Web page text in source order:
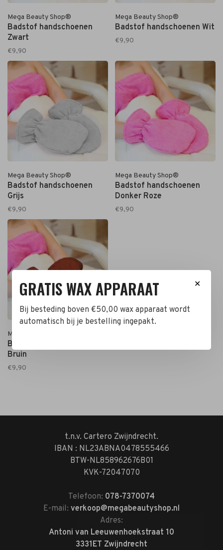
Mega Beauty Shop®
Badstof handschoenen
Zwart
€9,90
Mega Beauty Shop®
Badstof handschoenen Wit
€9,90
Mega Beauty Shop®
Badstof handschoenen
Grijs
€9,90
Mega Beauty Shop®
Badstof handschoenen
Donker Roze
€9,90
Mega Beauty Shop®
Badstof handschoenen
Bruin
€9,90
t.n.v. Cartero Zwijndrecht.
IBAN : NL23ABNA0478555466
BTW-NL858962676B01
KVK-72047070
Telefoon: 078-7370074
E-mail: verkoop@megabeautyshop.nl
Adres:
Antoni van Leeuwenhoekstraat 10
3331ET Zwijndrecht
✕
GRATIS WAX APPARAAT
Bij besteding boven €50,00 wax apparaat wordt
automatisch bij je bestelling ingepakt.